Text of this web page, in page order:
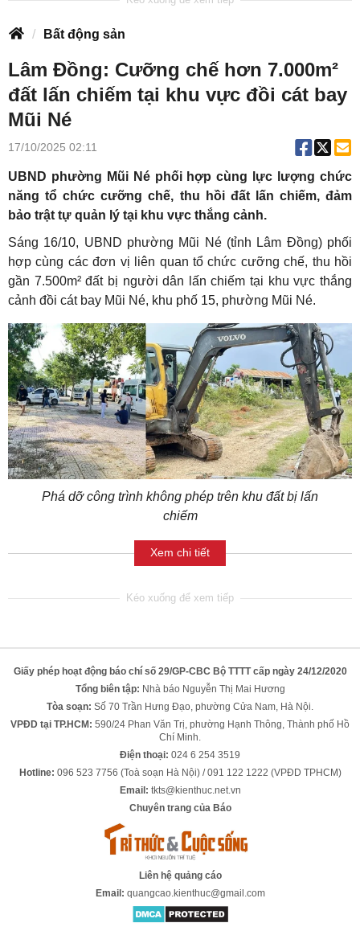
Bất động sản
Lâm Đồng: Cưỡng chế hơn 7.000m²
đất lấn chiếm tại khu vực đồi cát bay
Mũi Né
17/10/2025 02:11
UBND phường Mũi Né phối hợp cùng lực lượng chức
năng tổ chức cưỡng chế, thu hồi đất lấn chiếm, đảm
bảo trật tự quản lý tại khu vực thắng cảnh.
Sáng 16/10, UBND phường Mũi Né (tỉnh Lâm Đồng) phối
hợp cùng các đơn vị liên quan tổ chức cưỡng chế, thu hồi
gần 7.500m² đất bị người dân lấn chiếm tại khu vực thắng
cảnh đồi cát bay Mũi Né, khu phố 15, phường Mũi Né.
Phá dỡ công trình không phép trên khu đất bị lấn
chiếm
Xem chi tiết
Giấy phép hoạt động báo chí số 29/GP-CBC Bộ TTTT cấp ngày 24/12/2020
Tổng biên tập: Nhà báo Nguyễn Thị Mai Hương
Tòa soạn: Số 70 Trần Hưng Đạo, phường Cửa Nam, Hà Nội.
VPĐD tại TP.HCM: 590/24 Phan Văn Trị, phường Hạnh Thông, Thành phố Hồ
Chí Minh.
Điện thoại: 024 6 254 3519
Hotline: 096 523 7756 (Toà soạn Hà Nội) / 091 122 1222 (VPĐD TPHCM)
Email: tkts@kienthuc.net.vn
Chuyên trang của Báo
Liên hệ quảng cáo
Email: quangcao.kienthuc@gmail.com